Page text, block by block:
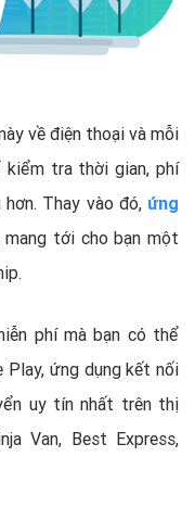
về điện thoại và mỗi
kiểm tra thời gian, phí
Thay vào đó, ứng
mang tới cho bạn một
phí mà bạn có thể
Play, ứng dụng kết nối
uy tín nhất trên thị
Van, Best Express,